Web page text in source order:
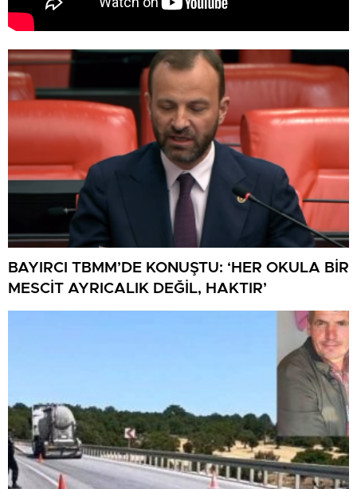
BAYIRCI TBMM’DE KONUŞTU: ‘HER OKULA BİR
MESCİT AYRICALIK DEĞİL, HAKTIR’